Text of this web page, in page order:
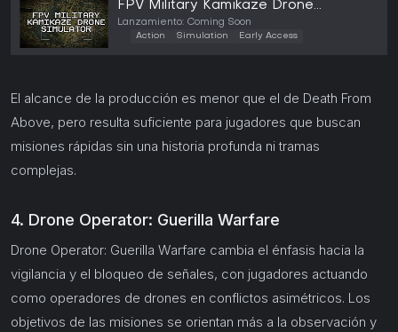
FPV Military Kamikaze Drone
Simulator (PC)
Lanzamiento: Coming Soon
Action Simulation Early Access
El alcance de la producción es menor que el de Death From
Above, pero resulta suficiente para jugadores que buscan
misiones rápidas sin una historia profunda ni tramas
complejas.
4. Drone Operator: Guerilla Warfare
Drone Operator: Guerilla Warfare cambia el énfasis hacia la
vigilancia y el bloqueo de señales, con jugadores actuando
como operadores de drones en conflictos asimétricos. Los
objetivos de las misiones se orientan más a la observación y